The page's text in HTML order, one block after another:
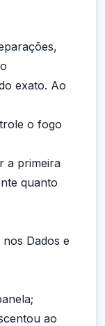
exato. Ao
o fogo
a primeira
quanto
Dados e
ao